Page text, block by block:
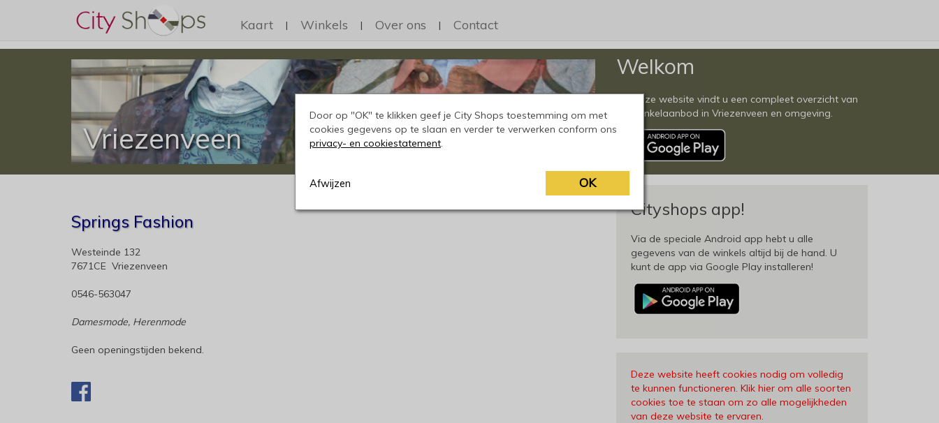
Kaart | Winkels | Over ons | Contact
Vriezenveen
Welkom
Op deze website vindt u een compleet overzicht van
het winkelaanbod in Vriezenveen en omgeving.
Springs Fashion
Westeinde 132
7671CE Vriezenveen
0546-563047
Damesmode, Herenmode
Geen openingstijden bekend.
Cityshops app!
Via de speciale Android app hebt u alle
gegevens van de winkels altijd bij de hand. U
kunt de app via Google Play installeren!
Deze website heeft cookies nodig om volledig
te kunnen functioneren. Klik hier om alle soorten
cookies toe te staan om zo alle mogelijkheden
van deze website te ervaren.
Door op "OK" te klikken geef je City Shops toestemming om met
cookies gegevens op te slaan en verder te verwerken conform ons
privacy- en cookiestatement.
Afwijzen OK